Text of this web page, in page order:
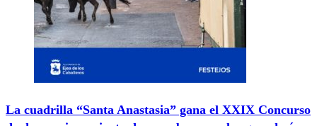
La cuadrilla “Santa Anastasia” gana el XXIX Concurso